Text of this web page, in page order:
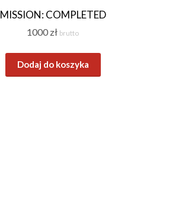
MISSION: COMPLETED
1000 zł brutto
Dodaj do koszyka